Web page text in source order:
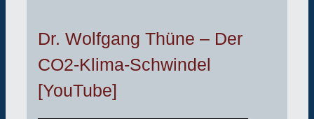
Dr. Wolfgang Thüne – Der
CO2-Klima-Schwindel
[YouTube]